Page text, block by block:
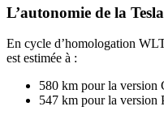
​L’autonomie de la
En cycle d’homologation
est estimée à :
580 km pour la version
547 km pour la version